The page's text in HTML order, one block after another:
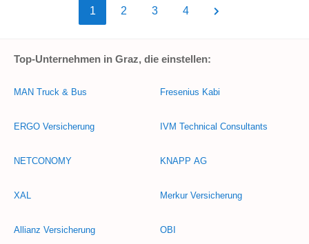
1 2 3 4
Top-Unternehmen in Graz, die einstellen:
MAN Truck & Bus
ERGO Versicherung
NETCONOMY
XAL
Allianz Versicherung
Fresenius Kabi
IVM Technical Consultants
KNAPP AG
Merkur Versicherung
OBI